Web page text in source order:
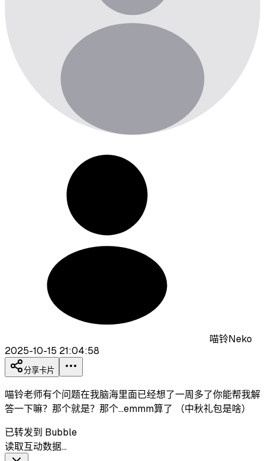
喵铃Neko
2025-10-15 21:04:58
分享卡片
喵铃老师有个问题在我脑海里面已经想了一周多了你能帮我解
答一下嘛？那个就是？那个…emmm算了 （中秋礼包是啥）
已转发到 Bubble
读取互动数据…